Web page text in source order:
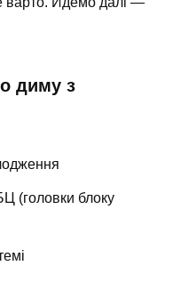
диму з
(головки блоку